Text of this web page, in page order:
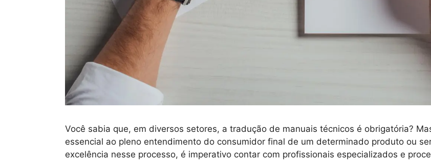
Você sabia que, em diversos setores, a tradução de manuais técnicos é obrigatória?
essencial ao pleno entendimento do consumidor final de um determinado produto ou
excelência nesse processo, é imperativo contar com profissionais especializados e